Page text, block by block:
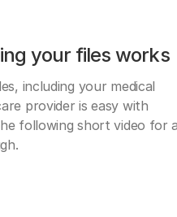
your files works
including your medical
provider is easy with
following short video for